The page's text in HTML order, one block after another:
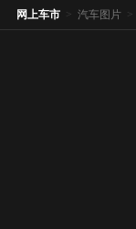
网上车市 > 汽车图片 >